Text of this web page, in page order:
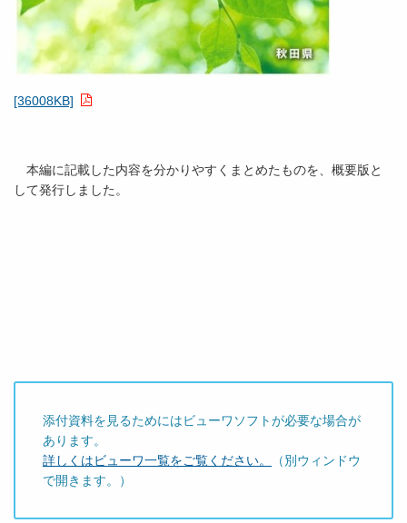
[36008KB]
本編に記載した内容を分かりやすくまとめたものを、概要版と
して発行しました。
添付資料を見るためにはビューワソフトが必要な場合が
あります。
詳しくはビューワ一覧をご覧ください。
（別ウィンドウ
で開きます。）